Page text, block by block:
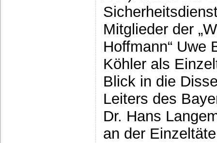
Mitglieder der
Hoffmann“ Uwe
Köhler als
Blick in die
Leiters des
Dr. Hans
an der